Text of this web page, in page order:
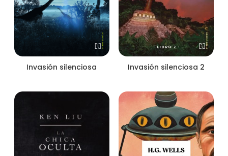
Invasión silenciosa Invasión silenciosa 2